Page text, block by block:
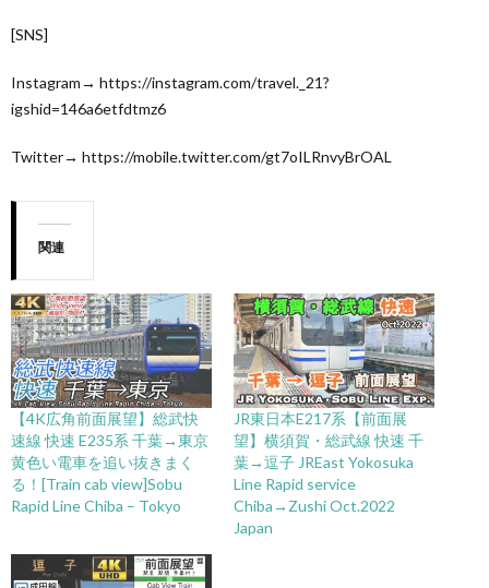
[SNS]
Instagram→ https://instagram.com/travel._21?
igshid=146a6etfdtmz6
Twitter→ https://mobile.twitter.com/gt7oILRnvyBrOAL
関連
【4K広角前面展望】総武快
速線 快速 E235系 千葉→東京
黄色い電車を追い抜きまく
る！[Train cab view]Sobu
Rapid Line Chiba – Tokyo
JR東日本E217系【前面展
望】横須賀・総武線 快速 千
葉→逗子 JREast Yokosuka
Line Rapid service
Chiba→Zushi Oct.2022
Japan